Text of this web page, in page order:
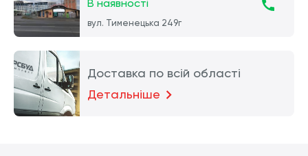
В наявності
вул. Тименецька 249г
Доставка по всій області
Детальніше